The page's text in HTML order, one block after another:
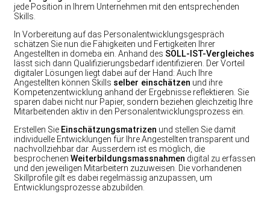
jede Position in Ihrem Unternehmen mit den entsprechenden
Skills.
In Vorbereitung auf das Personalentwicklungsgespräch
schätzen Sie nun die Fähigkeiten und Fertigkeiten Ihrer
Angestellten in domeba ein. Anhand des SOLL-IST-Vergleiches
lässt sich dann Qualifizierungsbedarf identifizieren. Der Vorteil
digitaler Lösungen liegt dabei auf der Hand: Auch Ihre
Angestellten können Skills selber einschätzen und ihre
Kompetenzentwicklung anhand der Ergebnisse reflektieren. Sie
sparen dabei nicht nur Papier, sondern beziehen gleichzeitig Ihre
Mitarbeitenden aktiv in den Personalentwicklungsprozess ein.
Erstellen Sie Einschätzungsmatrizen und stellen Sie damit
individuelle Entwicklungen für Ihre Angestellten transparent und
nachvollziehbar dar. Ausserdem ist es möglich, die
besprochenen Weiterbildungsmassnahmen digital zu erfassen
und den jeweiligen Mitarbeitern zuzuweisen. Die vorhandenen
Skillprofile gilt es dabei regelmässig anzupassen, um
Entwicklungsprozesse abzubilden.